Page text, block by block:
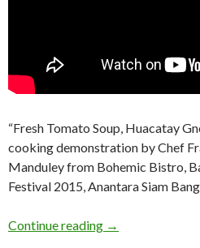
“Fresh Tomato Soup, Huacatay
cooking demonstration by Chef
Manduley from Bohemic Bistro,
Festival 2015, Anantara Siam
Continue reading →